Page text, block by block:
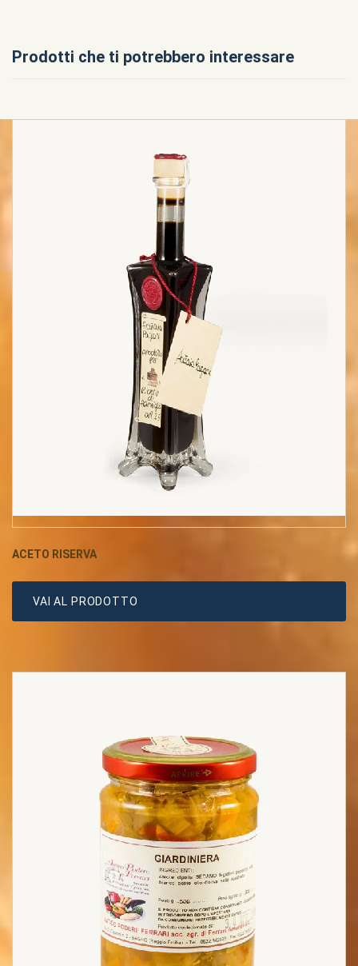
Prodotti che ti potrebbero interessare
ACETO RISERVA
VAI AL PRODOTTO